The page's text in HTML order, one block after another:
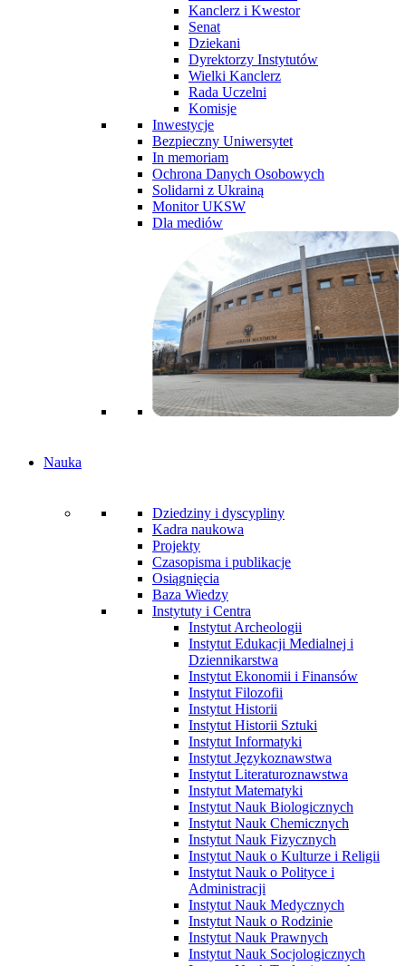
Kanclerz i Kwestor
Senat
Dziekani
Dyrektorzy Instytutów
Wielki Kanclerz
Rada Uczelni
Komisje
Inwestycje
Bezpieczny Uniwersytet
In memoriam
Ochrona Danych Osobowych
Solidarni z Ukrainą
Monitor UKSW
Dla mediów
Nauka
Dziedziny i dyscypliny
Kadra naukowa
Projekty
Czasopisma i publikacje
Osiągnięcia
Baza Wiedzy
Instytuty i Centra
Instytut Archeologii
Instytut Edukacji Medialnej i
Dziennikarstwa
Instytut Ekonomii i Finansów
Instytut Filozofii
Instytut Historii
Instytut Historii Sztuki
Instytut Informatyki
Instytut Językoznawstwa
Instytut Literaturoznawstwa
Instytut Matematyki
Instytut Nauk Biologicznych
Instytut Nauk Chemicznych
Instytut Nauk Fizycznych
Instytut Nauk o Kulturze i Religii
Instytut Nauk o Polityce i
Administracji
Instytut Nauk Medycznych
Instytut Nauk o Rodzinie
Instytut Nauk Prawnych
Instytut Nauk Socjologicznych